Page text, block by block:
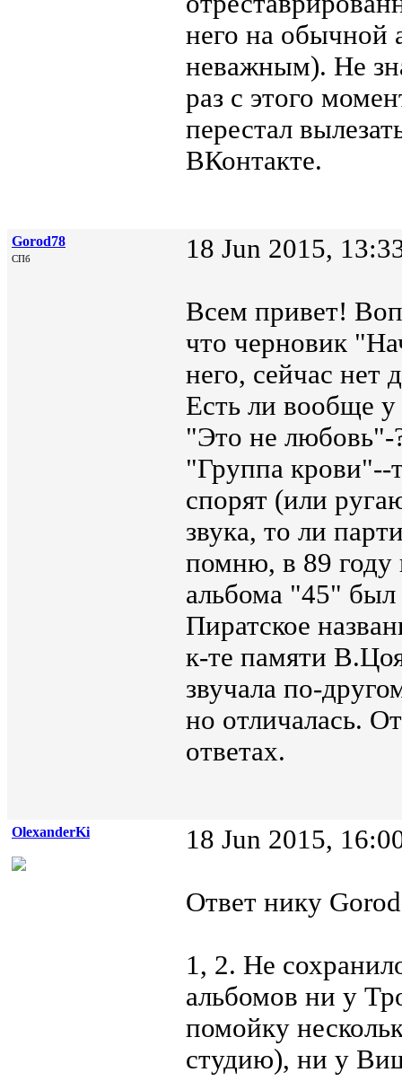
него на обычной
неважным). Не
раз с этого
перестал
ВКонтакте.
Gorod78
СПб 18 Jun 2015,
Всем привет!
что черновик
него, сейчас нет
Есть ли вообще
"Это не любовь"-
"Группа крови"--
спорят (или
звука, то ли
помню, в 89 году
альбома "45" был
Пиратское
к-те памяти
звучала по-
но отличалась.
ответах.
OlexanderKi 18 Jun 2015,
Ответ нику
1, 2. Не
альбомов ни у
помойку
студию), ни у